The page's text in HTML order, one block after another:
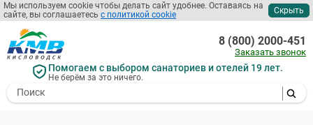
Мы используем cookie чтобы делать сайт удобнее. Оставаясь на
сайте, вы соглашаетесь с политикой cookie Скрыть
Перейти
к
основному
содержанию
Помогаем с выбором санаториев и отелей 19 лет.
Не берём за это ничего.
- I agree to the processing of my
8 (800) 2000-451
Заказать звонок